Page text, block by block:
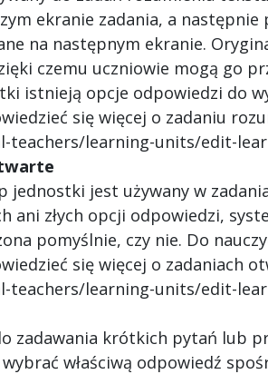
ekranie zadania, a
na następnym ekranie.
czemu uczniowie mogą go
istnieją opcje odpowiedzi do
się więcej o zadaniu
teachers/learning-units/edit-
jednostki jest używany w
ani złych opcji odpowiedzi,
pomyślnie, czy nie. Do
się więcej o zadaniach
teachers/learning-units/edit-
zadawania krótkich pytań lub
wybrać właściwą odpowiedź